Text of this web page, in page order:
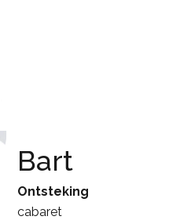
Bart
Ontsteking
cabaret